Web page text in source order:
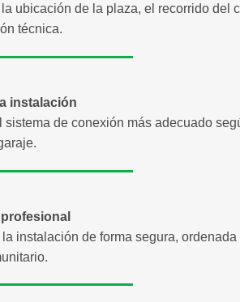
ubicación de la plaza, el recorrido del
técnica.
instalación
sistema de conexión más adecuado
instalación de forma segura, ordenada